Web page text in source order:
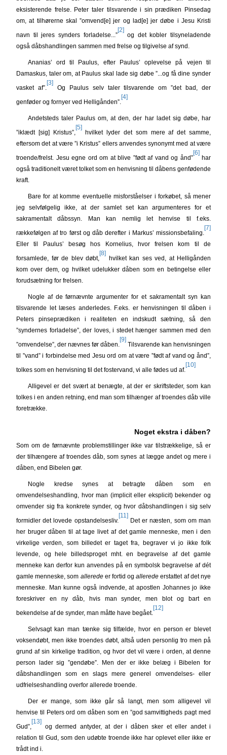
eksisterende frelse. Peter taler tilsvarende i sin prædiken Pinsedag
om, at tilhørerne skal ”omvend[e] jer og lad[e] jer døbe i Jesu Kristi
navn til jeres synders forladelse...”
[2]
og det kobler tilsyneladende
også dåbshandlingen sammen med frelse og tilgivelse af synd.
Ananias’ ord til Paulus, efter Paulus’ oplevelse på vejen til
Damaskus, taler om, at Paulus skal lade sig døbe ”...og få dine synder
vasket af”.
[3]
Og Paulus selv taler tilsvarende om ”det bad, der
genføder og fornyer ved Helligånden”.
[4]
Andetsteds taler Paulus om, at den, der har ladet sig døbe, har
”iklædt [sig] Kristus”,
[5]
hvilket lyder det som mere af det samme,
eftersom det at være ”i Kristus” ellers anvendes synonymt med at være
troende/frelst. Jesu egne ord om at blive ”født af vand og ånd”
[6]
har
også traditionelt været tolket som en henvisning til dåbens genfødende
kraft.
Bare for at komme eventuelle misforståelser i forkøbet, så mener
jeg selvfølgelig ikke, at der samlet set kan argumenteres for et
sakramentalt dåbssyn. Man kan nemlig let henvise til f.eks.
rækkefølgen af tro først og dåb derefter i Markus’ missionsbefaling.
[7]
Eller til Paulus’ besøg hos Kornelius, hvor frelsen kom til de
forsamlede, før de blev døbt,
[8]
hvilket kan ses ved, at Helligånden
kom over dem, og hvilket udelukker dåben som en betingelse eller
forudsætning for frelsen.
Nogle af de førnævnte argumenter for et sakramentalt syn kan
tilsvarende let læses anderledes. F.eks. er henvisningen til dåben i
Peters pinseprædiken i realiteten en indskudt sætning, så den
”syndernes forladelse”, der loves, i stedet hænger sammen med den
”omvendelse”, der nævnes før dåben.
[9]
Tilsvarende kan henvisningen
til ”vand” i forbindelse med Jesu ord om at være ”født af vand og ånd”,
tolkes som en henvisning til det fostervand, vi alle fødes ud af.
[10]
Alligevel er det svært at benægte, at der er skriftsteder, som kan
tolkes i en anden retning, end man som tilhænger af troendes dåb ville
foretrække.
Noget ekstra i dåben?
Som om de førnævnte problemstillinger ikke var tilstrækkelige, så er
der tilhængere af troendes dåb, som synes at lægge andet og mere i
dåben, end Bibelen gør.
Nogle kredse synes at betragte dåben som en
omvendelseshandling, hvor man (implicit eller eksplicit) bekender og
omvender sig fra konkrete synder, og hvor dåbshandlingen i sig selv
formidler det lovede opstandelsesliv.
[11]
Det er næsten, som om man
her bruger dåben til at tage livet af det gamle menneske, men i den
virkelige verden, som billedet er taget fra, begraver vi jo ikke folk
levende, og hele billedsproget mht. en begravelse af det gamle
menneke kan derfor kun anvendes på en symbolsk begravelse af dét
gamle menneske, som allerede er fortid ogallerede erstattet af det nye
menneske. Man kunne også indvende, at apostlen Johannes jo ikke
foreskriver en ny dåb, hvis man synder, men blot og bart en
bekendelse af de synder, man måtte have begået.
[12]
Selvsagt kan man tænke sig tilfælde, hvor en person er blevet
voksendøbt, men ikke troendes døbt, altså uden personlig tro men på
grund af sin kirkelige tradition, og hvor det vil være i orden, at denne
person lader sig ”gendøbe”. Men der er ikke belæg i Bibelen for
dåbshandlingen som en slags mere generel omvendelses- eller
udfrielseshandling overfor allerede troende.
Der er mange, som ikke går så langt, men som alligevel vil
henvise til Peters ord om dåben som en ”god samvittigheds pagt med
Gud”,
[13]
og dermed antyder, at der i dåben sker et eller andet i
relation til Gud, som den udøbte troende ikke har oplevet eller ikke er
trådt ind i.